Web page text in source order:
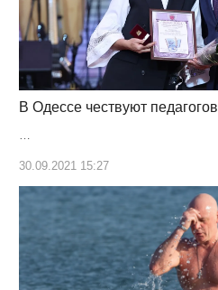
В Одессе чествуют педагогов
30.09.2021 15:27